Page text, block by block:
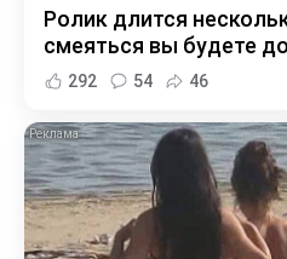
Ролик длится
смеяться вы будете
292 54 46